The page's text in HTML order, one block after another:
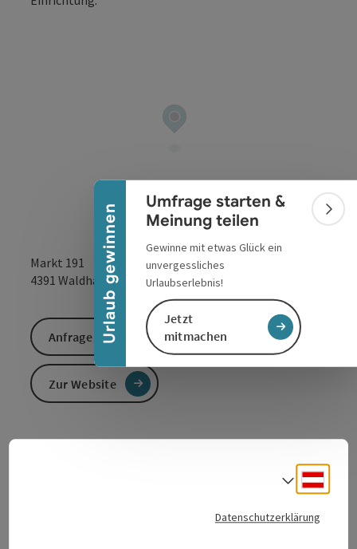
Urlaub gewinnen
Banner einklappen
Umfrage starten &
Meinung teilen
Gewinne mit etwas Glück ein
unvergessliches
Urlaubserlebnis!
Jetzt
mitmachen
Markt 191
4391 Waldhausen im Strudengau
Anfrage senden
Zur Website
Datenschutzerklärung